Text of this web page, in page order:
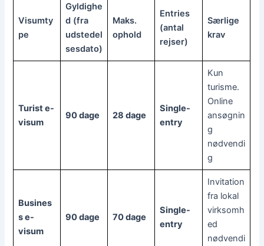
Visumty
pe
Gyldighe
d (fra
udstedel
sesdato)
Maks.
ophold
Entries
(antal
rejser)
Særlige
krav
Turist e-
visum
90 dage 28 dage
Single-
entry
Kun
turisme.
Online
ansøgnin
g
nødvendi
g
Busines
s e-
visum
90 dage 70 dage
Single-
entry
Invitation
fra lokal
virksomh
ed
nødvendi